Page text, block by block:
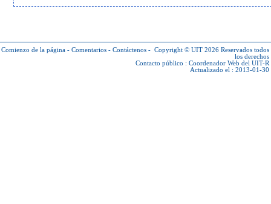
Comienzo de la página - Comentarios - Contáctenos - Copyright © UIT 2026 Reservados todos
los derechos
Contacto público : Coordenador Web del UIT-R
Actualizado el : 2013-01-30